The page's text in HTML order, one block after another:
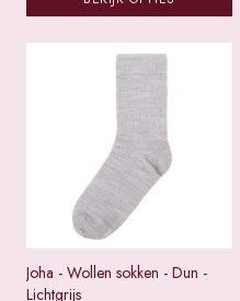
Joha - Wollen sokken - Dun -
Lichtgrijs